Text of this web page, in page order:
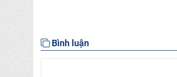
Bình luận